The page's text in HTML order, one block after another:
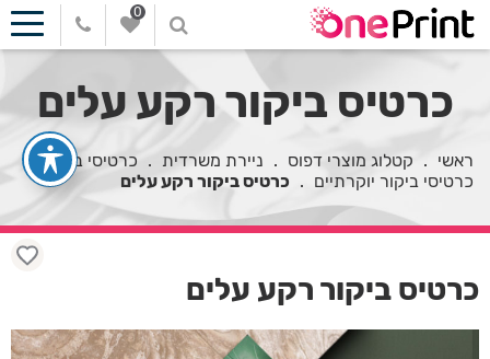
0
כרטיס ביקור רקע עלים
ראשי . קטלוג מוצרי דפוס . ניירת משרדית . כרטיסי ביקור .
כרטיסי ביקור יוקרתיים . כרטיס ביקור רקע עלים
כרטיס ביקור רקע עלים